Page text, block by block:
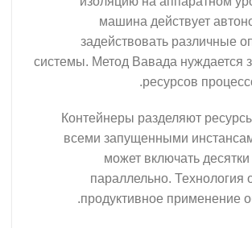
машина действует
задействовать различные
системы. Метод Вавада нуждается
ресурсов
Контейнеры разделяют
всеми запущенными
может включать
параллельно. Технология
продуктивное применение